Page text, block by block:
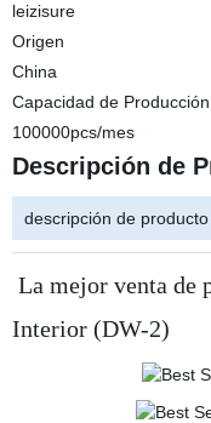
leizisure
Origen
China
Capacidad de Producción
100000pcs/mes
Descripción de
descripción de producto
La mejor venta de
Interior (DW-2)